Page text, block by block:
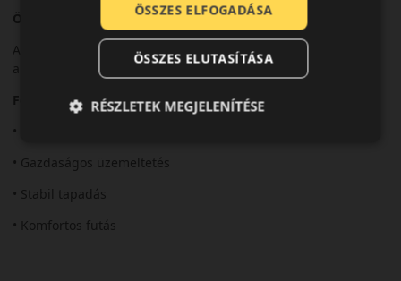
Összegzés
Az ES31 ideális választás a gazdaságos és nyugodt nyári
autózáshoz.
Fő előnyök röviden:
• Alacsony gördülési ellenállás
• Gazdaságos üzemeltetés
• Stabil tapadás
• Komfortos futás
ÖSSZES ELFOGADÁSA
ÖSSZES ELUTASÍTÁSA
RÉSZLETEK MEGJELENÍTÉSE